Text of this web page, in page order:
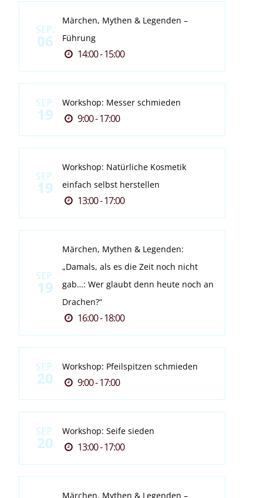
SEP.
06
Märchen, Mythen & Legenden –
Führung
14:00 - 15:00
SEP.
19
Workshop: Messer schmieden
9:00 - 17:00
SEP.
19
Workshop: Natürliche Kosmetik
einfach selbst herstellen
13:00 - 17:00
SEP.
19
Märchen, Mythen & Legenden:
„Damals, als es die Zeit noch nicht
gab…: Wer glaubt denn heute noch an
Drachen?“
16:00 - 18:00
SEP.
20
Workshop: Pfeilspitzen schmieden
9:00 - 17:00
SEP.
20
Workshop: Seife sieden
13:00 - 17:00
Märchen, Mythen & Legenden –